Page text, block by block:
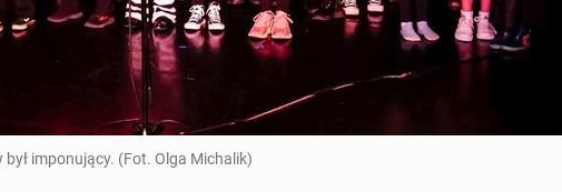
imponujący. (Fot. Olga Michalik)